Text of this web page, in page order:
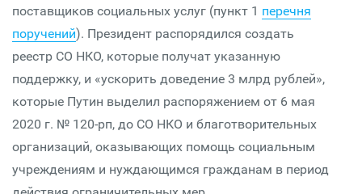
поставщиков социальных услуг (пункт 1 перечня
поручений). Президент распорядился создать
реестр СО НКО, которые получат указанную
поддержку, и «ускорить доведение 3 млрд рублей»,
которые Путин выделил распоряжением от 6 мая
2020 г. № 120-рп, до СО НКО и благотворительных
организаций, оказывающих помощь социальным
учреждениям и нуждающимся гражданам в период